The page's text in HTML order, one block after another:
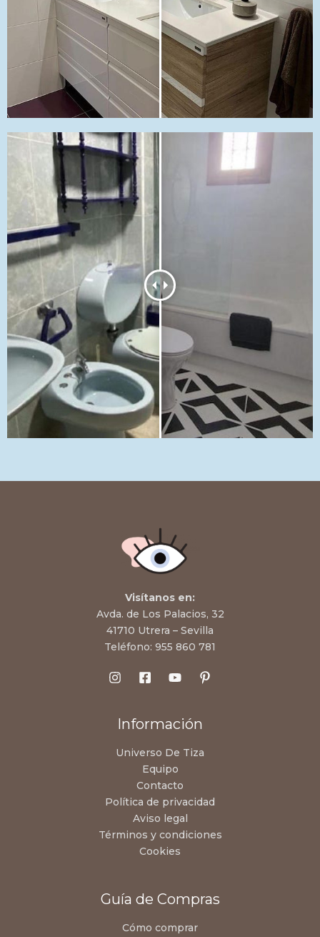
Visítanos en:
Avda. de Los Palacios, 32
41710 Utrera – Sevilla
Teléfono: 955 860 781
Información
Universo De Tiza
Equipo
Contacto
Política de privacidad
Aviso legal
Términos y condiciones
Cookies
Guía de Compras
Cómo comprar